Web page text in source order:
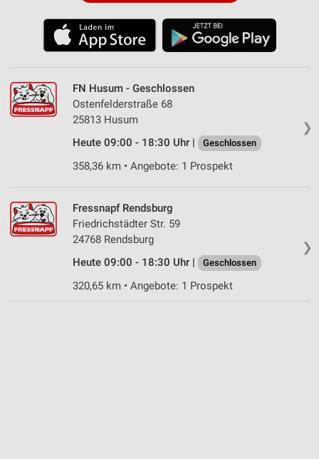
❯
FN Husum - Geschlossen
Ostenfelderstraße 68
25813 Husum
Heute 09:00 - 18:30 Uhr |
Geschlossen
358,36 km • Angebote: 1 Prospekt
❯
Fressnapf Rendsburg
Friedrichstädter Str. 59
24768 Rendsburg
Heute 09:00 - 18:30 Uhr |
Geschlossen
320,65 km • Angebote: 1 Prospekt